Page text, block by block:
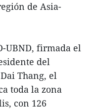
de Asia-
UBND, firmada el
del
Thang, el
toda la zona
con 126